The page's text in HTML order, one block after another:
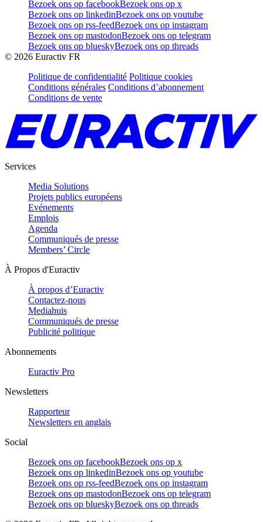
Bezoek ons op facebookBezoek ons op x
Bezoek ons op linkedinBezoek ons op youtube
Bezoek ons op rss-feedBezoek ons op instagram
Bezoek ons op mastodonBezoek ons op telegram
Bezoek ons op blueskyBezoek ons op threads
© 2026 Euractiv FR
Politique de confidentialité Politique cookies
Conditions générales Conditions d’abonnement
Conditions de vente
Services
Media Solutions
Projets publics européens
Evénements
Emplois
Agenda
Communiqués de presse
Members’ Circle
À Propos d'Euractiv
À propos d’Euractiv
Contactez-nous
Mediahuis
Communiqués de presse
Publicité politique
Abonnements
Euractiv Pro
Newsletters
Rapporteur
Newsletters en anglais
Social
Bezoek ons op facebookBezoek ons op x
Bezoek ons op linkedinBezoek ons op youtube
Bezoek ons op rss-feedBezoek ons op instagram
Bezoek ons op mastodonBezoek ons op telegram
Bezoek ons op blueskyBezoek ons op threads